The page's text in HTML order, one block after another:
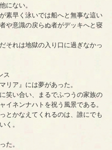
にない。
素早く泳いでは船へと無事な這い
や意識の戻らぬ者がデッキへと寝
それは地獄の入り口に過ぎなかっ
ス
リア』には夢があった。
笑い合い、まるでふつうの家族の
イネンナハトを祝う風景である。
とかなえてくれるのは、誰にでも
く。
た。